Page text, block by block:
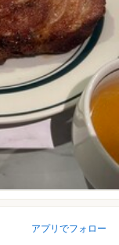
アプリでフォロー